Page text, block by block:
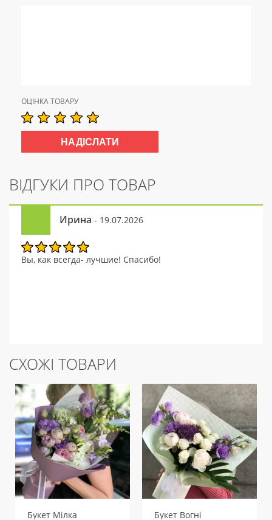
ОЦІНКА ТОВАРУ
ВІДГУКИ ПРО ТОВАР
Ирина - 19.07.2026
Вы, как всегда- лучшие! Спасибо!
СХОЖІ ТОВАРИ
Букет Мілка Букет Вогні